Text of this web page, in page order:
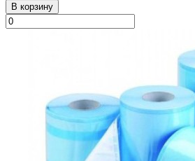
В корзину